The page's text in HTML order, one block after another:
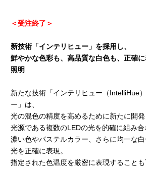
＜受注終了＞
新技術「インテリヒュー」を採用し、
鮮やかな色彩も、高品質な白色も、正確
照明
新たな技術「インテリヒュー（IntelliHue
ー」は、
光の混色の精度を高めるために新たに開発
光源である複数のLEDの光を的確に組み合
濃い色やパステルカラー、さらに均一な
光を正確に表現。
指定された色温度を厳密に表現することも